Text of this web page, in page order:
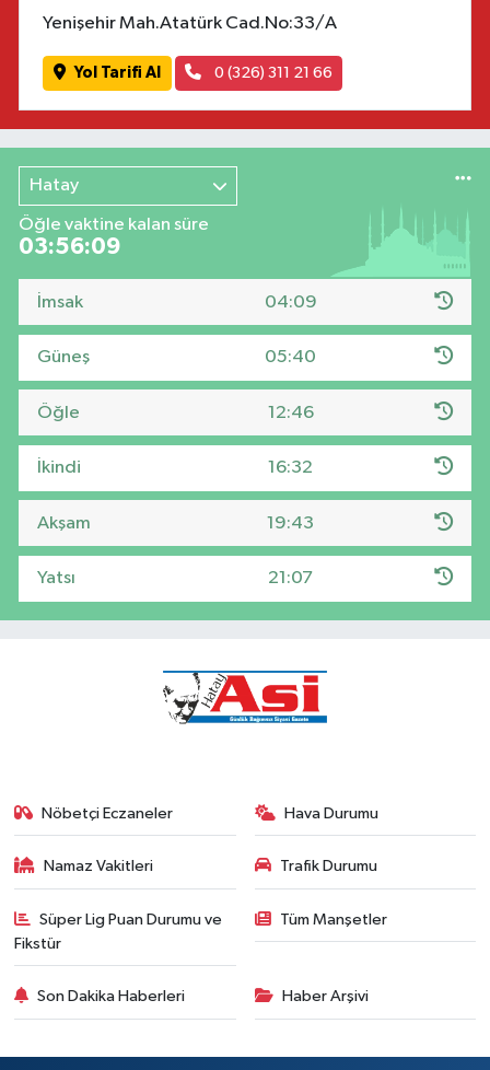
Yenişehir Mah.Atatürk Cad.No:33/A
Yol Tarifi Al 0 (326) 311 21 66
Hatay
Öğle vaktine kalan süre
03:56:08
İmsak 04:09
Güneş 05:40
Öğle 12:46
İkindi 16:32
Akşam 19:43
Yatsı 21:07
Nöbetçi Eczaneler Hava Durumu
Namaz Vakitleri Trafik Durumu
Süper Lig Puan Durumu ve
Fikstür
Tüm Manşetler
Son Dakika Haberleri Haber Arşivi